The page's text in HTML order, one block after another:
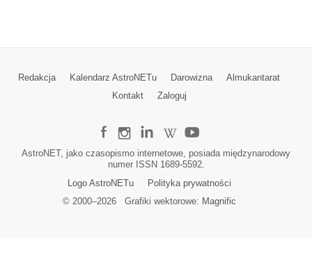
Redakcja Kalendarz AstroNETu Darowizna
Almukantarat
Kontakt
Zaloguj
AstroNET, jako czasopismo internetowe, posiada międzynarodowy
numer ISSN 1689-5592.
Logo AstroNETu
Polityka prywatności
© 2000–2026Grafiki wektorowe: Magnific